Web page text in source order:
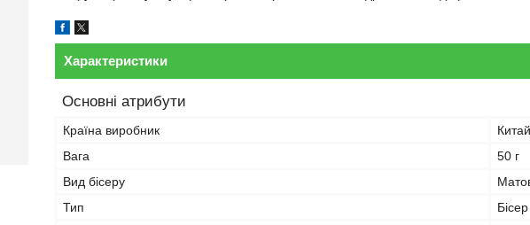
Характеристики
Основні атрибути
Країна виробник
Китай
Вага
50 г
Вид бісеру
Тип
Бісер